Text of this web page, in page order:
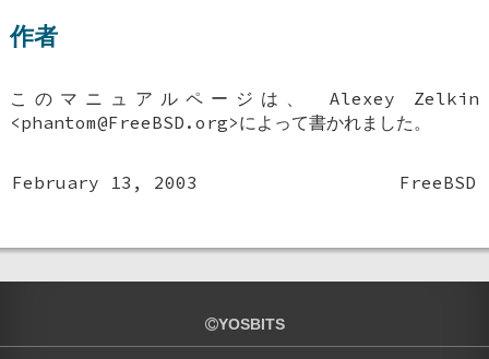
作者
このマニュアルページは、 Alexey Zelkin
<phantom@FreeBSD.org>によって書かれました。
February 13, 2003 FreeBSD
YOSBITS